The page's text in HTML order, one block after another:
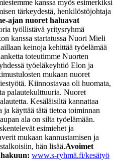
kanssa myös esimerkiksi
tärkeydestä, henkilöstöjohtaja
ajan nuoret haluavat
työllistävä yritysryhmä
kanssa startatussa Nuori Mieli
keinoja kehittää työelämää
toteutimme Nuorten
työeläkeyhtiö Elon ja
mukaan nuoret
Kiinnostavaa oli huomata,
palautekulttuuria. Nuoret
Kesäläisiltä kannattaa
käyttää tätä tietoa toiminnan
ala on silta työelämään.
esimiehet ja
mukaan kannustamisen ja
hän lisää.Avoimet
www.s-ryhmä.fi/kesätyö